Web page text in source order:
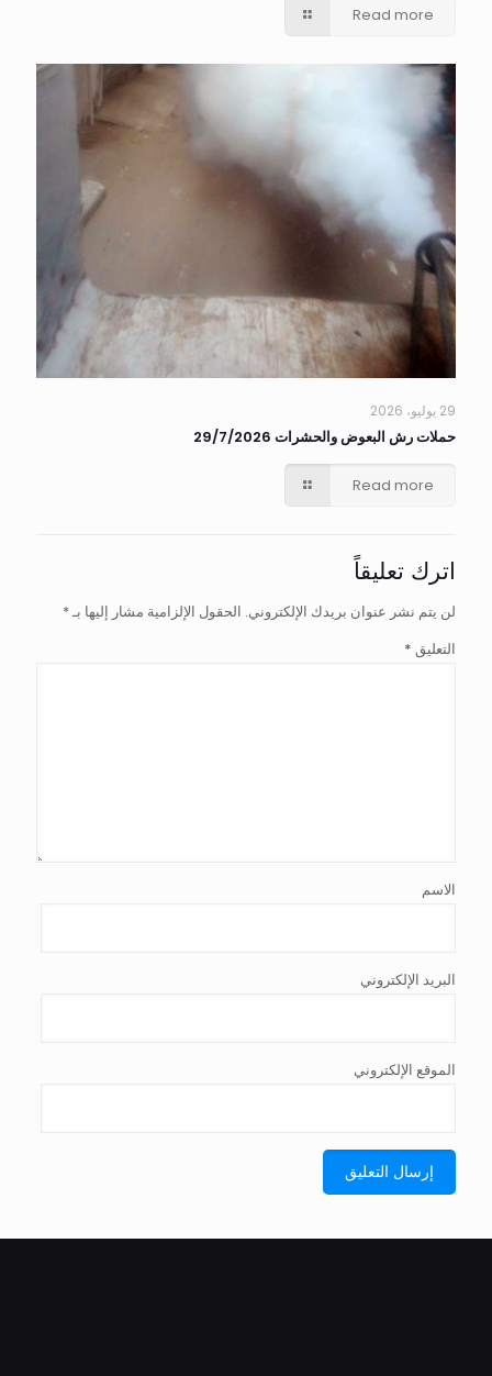
Read more
29 يوليو، 2026
حملات رش البعوض والحشرات 29/7/2026
Read more
اترك تعليقاً
لن يتم نشر عنوان بريدك الإلكتروني. الحقول الإلزامية مشار إليها بـ*
التعليق *
الاسم
البريد الإلكتروني
الموقع الإلكتروني